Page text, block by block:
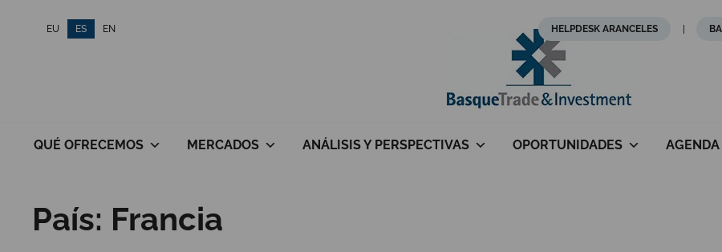
EU ES EN HELPDESK ARANCELES
QUÉ OFRECEMOS MERCADOS ANÁLISIS Y PERSPECTIVAS OPORTUNIDADES AGENDA
País: Francia